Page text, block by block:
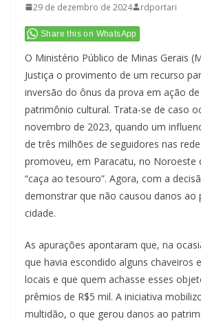
29 de dezembro de 2024 rdportari
Share this on WhatsApp
O Ministério Público de Minas Gerais
Justiça o provimento de um recurso
inversão do ônus da prova em ação
patrimônio cultural. Trata-se de caso
novembro de 2023, quando um
de três milhões de seguidores nas
promoveu, em Paracatu, no Noroeste
“caça ao tesouro”. Agora, com a
demonstrar que não causou danos ao
cidade.
As apurações apontaram que, na
que havia escondido alguns chaveiros
locais e que quem achasse esses
prêmios de R$5 mil. A iniciativa
multidão, o que gerou danos ao